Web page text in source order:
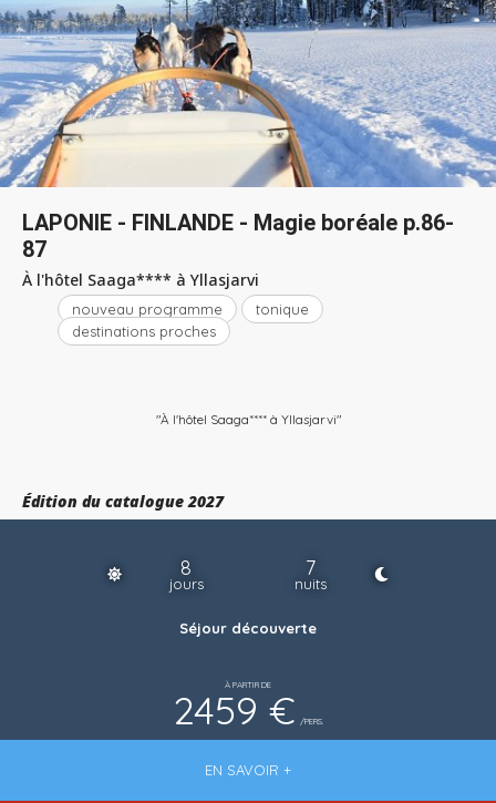
LAPONIE - FINLANDE - Magie boréale p.86-
87
Édition du catalogue 2027
À l'hôtel Saaga**** à Yllasjarvi
nouveau programme
tonique
destinations proches
"À l'hôtel Saaga**** à Yllasjarvi"
8
jours
7
nuits
Séjour découverte
À PARTIR DE
2459 € /PERS.
EN SAVOIR +